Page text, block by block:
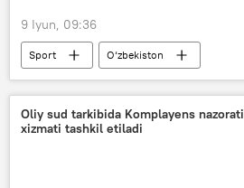
9 Iyun, 09:36
Sport
O‘zbekiston
Futbol bo‘yicha JCh-2026
futbol
Niderlandiya
Oliy sud tarkibida Komplayens nazorati
xizmati tashkil etiladi